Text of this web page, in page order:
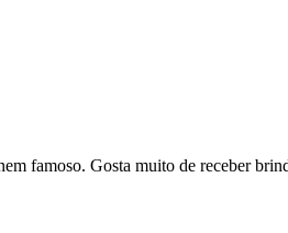
famoso. Gosta muito de receber